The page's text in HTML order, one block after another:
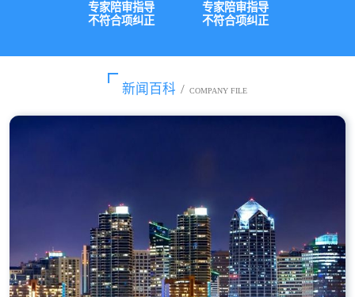
专家陪审指导
不符合项纠正
专家陪审指导
不符合项纠正
新闻百科 / COMPANY FILE